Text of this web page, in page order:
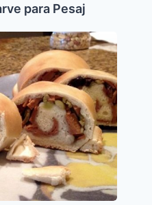
para Pesaj